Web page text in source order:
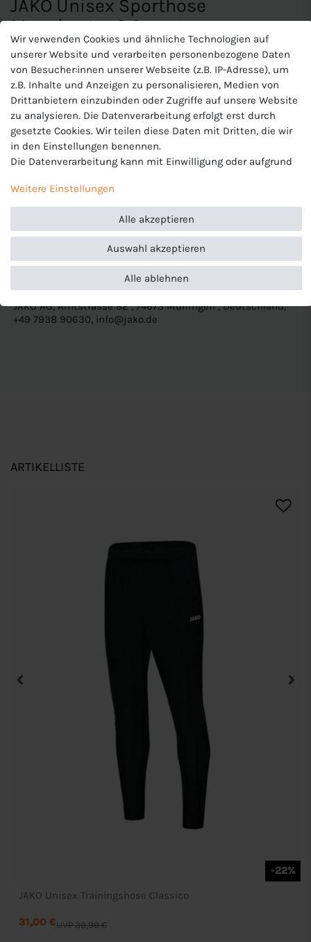
JAKO Unisex Sporthose
Manchester 2.0
Ohne Innenslip
Elastischer Bund mit Kordelzug
Microfeine Fasern transportieren Feuchtigkeit unmittelbar
an die Oberfläche des Stoffes. So gewährleistet KEEP DRY,
dass das Material sehr schnell trocknet und Du beim
Sport nicht auskühlst.
Materialart:Polyester-Interlock
Zusammensetzung: 100 % Polyester
J-4400-U
EU-Verantwortlicher
JAKO AG, Amtstrasse 82 , 74673 Mulfingen , Deutschland,
+49 7938 90630, info@jako.de
ARTIKELLISTE
-22%
JAKO Unisex Trainingshose Classico
UVP 39,99 €
31,00 €
Wir verwenden Cookies und ähnliche Technologien auf
unserer Website und verarbeiten personenbezogene Daten
von Besucher:innen unserer Webseite (z.B. IP-Adresse), um
z.B. Inhalte und Anzeigen zu personalisieren, Medien von
Drittanbietern einzubinden oder Zugriffe auf unsere Website
zu analysieren. Die Datenverarbeitung erfolgt erst durch
gesetzte Cookies. Wir teilen diese Daten mit Dritten, die wir
in den Einstellungen benennen.
Die Datenverarbeitung kann mit Einwilligung oder aufgrund
kann erteilt oder abgelehnt werden. Es besteht das Recht,
nicht einzuwilligen und die Einwilligung zu einem späteren
Zeitpunkt zu ändern oder zu widerrufen. Beachten Sie unser
Impressumund weitere Hinweise zur Verwendung
personenbezogener Daten in unsererDaten­schutz­erklärung
Weitere Einstellungen
Alle akzeptieren
Alle ablehnen
Auswahl akzeptieren